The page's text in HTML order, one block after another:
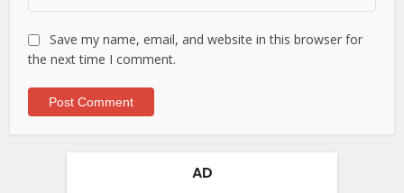
Save my name, email, and website in this browser for
the next time I comment.
AD